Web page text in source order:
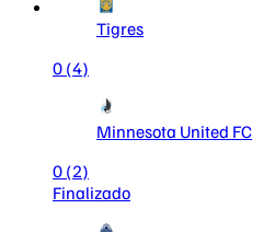
Tigres
0 (4)
Minnesota United FC
0 (2)
Finalizado